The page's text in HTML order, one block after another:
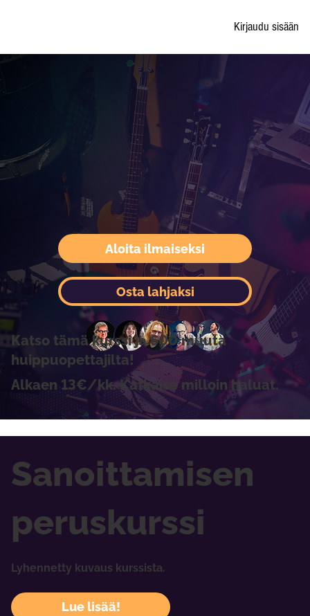
Kirjaudu sisään
Aloita ilmaiseksi
Katso tämä kurssi ja 600 muuta
huippuopettajilta!
Alkaen 13€/kk. Katkaise milloin haluat.
Osta lahjaksi
Sanoittamisen
peruskurssi
Lyhennetty kuvaus kurssista.
Lue lisää!